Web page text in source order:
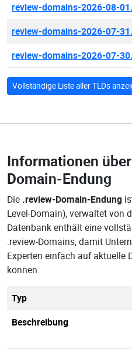
review-domains-2026-08-
review-domains-2026-07-
review-domains-2026-07-
Vollständige Liste aller TLDs
Informationen
Domain-Endung
Die .review-Domain-Endung
Level-Domain), verwaltet von
Datenbank enthält eine
.review-Domains, damit
Experten einfach auf aktuelle
können.
Typ
Beschreibung